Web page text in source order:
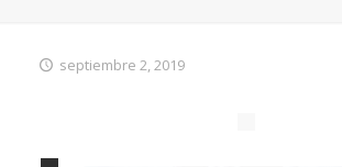
septiembre 2, 2019